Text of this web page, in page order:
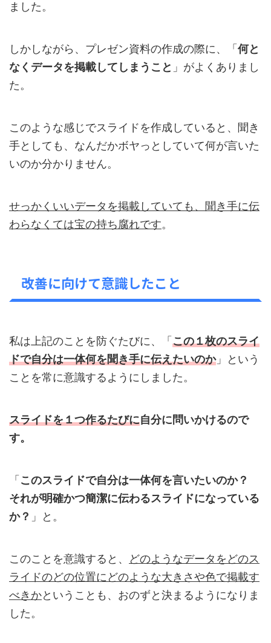
ました。
しかしながら、プレゼン資料の作成の際に、「 何と
なくデータを掲載してしまうこと 」がよくありまし
た。
このような感じでスライドを作成していると、聞き
手としても、なんだかボヤっとしていて何が言いた
いのか分かりません。
せっかくいいデータを掲載していても、聞き手に伝
わらなくては宝の持ち腐れです。
改善に向けて意識したこと
私は上記のことを防ぐたびに、「 この１枚のスライ
ドで自分は一体何を聞き手に伝えたいのか」という
ことを常に意識するようにしました。
スライドを１つ作るたびに自分に問いかけるので
す。
「 このスライドで自分は一体何を言いたいのか？
それが明確かつ簡潔に伝わるスライドになっている
か？ 」と。
このことを意識すると、
どのようなデータをどのス
ライドのどの位置にどのような大きさや色で掲載す
べきかということも、おのずと決まるようになりま
した。